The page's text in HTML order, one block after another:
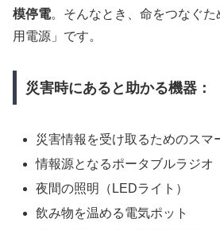
模停電。そんなとき、命をつなぐ
用電源」です。
災害時にあると助かる機器：
災害情報を受け取るためのスマ
情報源となるポータブルラジオ
夜間の照明（LEDライト）
飲み物を温める電気ポット